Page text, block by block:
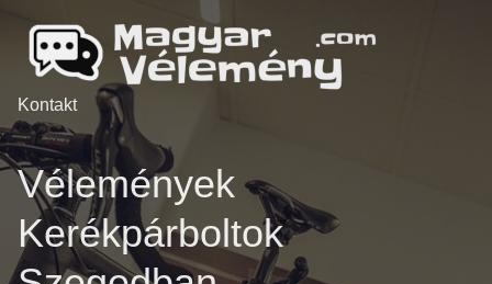
Kontakt
Vélemények
Kerékpárboltok